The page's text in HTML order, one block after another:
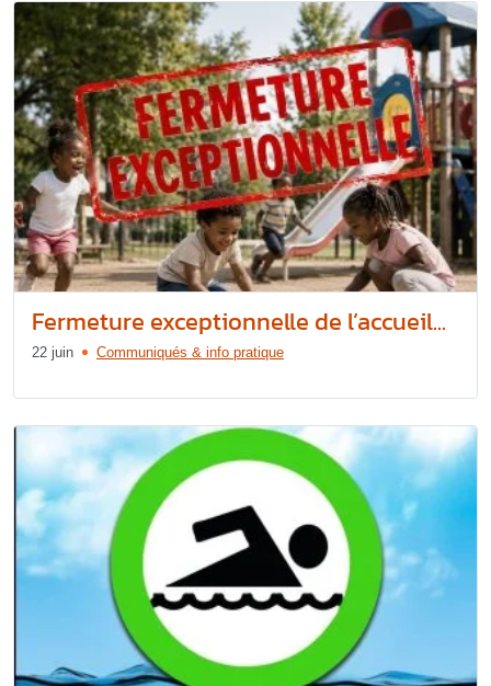
Fermeture exceptionnelle de l’accueil...
22 juin Communiqués & info pratique